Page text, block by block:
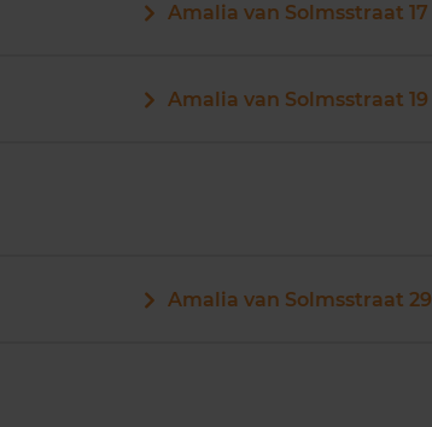
Amalia van Solmsstraat 17
Amalia van Solmsstraat 19
Amalia van Solmsstraat 29